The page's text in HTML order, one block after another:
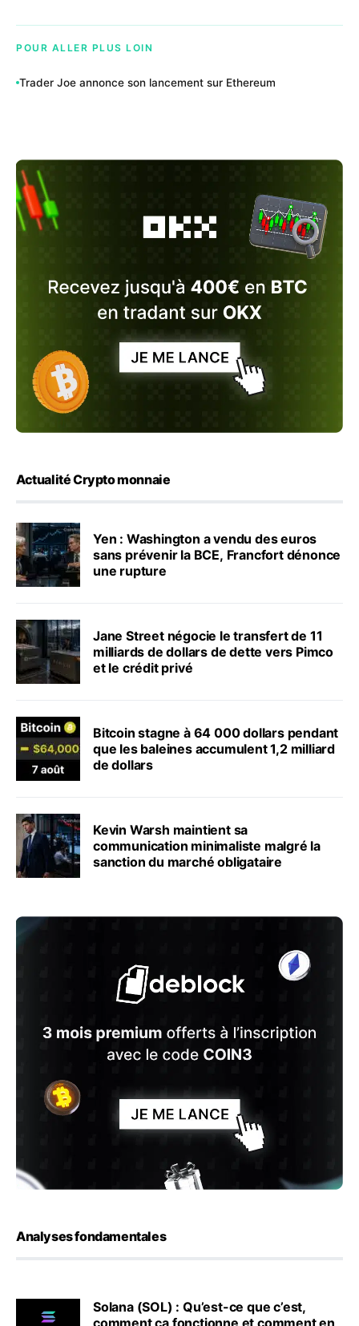
POUR ALLER PLUS LOIN
Trader Joe annonce son lancement sur Ethereum
Actualité Crypto monnaie
Yen : Washington a vendu des euros
sans prévenir la BCE, Francfort dénonce
une rupture
Jane Street négocie le transfert de 11
milliards de dollars de dette vers Pimco
et le crédit privé
Bitcoin stagne à 64 000 dollars pendant
que les baleines accumulent 1,2 milliard
de dollars
Kevin Warsh maintient sa
communication minimaliste malgré la
sanction du marché obligataire
Analyses fondamentales
Solana (SOL) : Qu’est-ce que c’est,
comment ça fonctionne et comment en